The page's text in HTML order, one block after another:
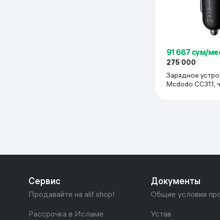
91 667 сум/
275 000
Зарядное
Сервис
Продавайте на alif shop!
Рассрочка в Исламе
Документы
Общие условия
Устав